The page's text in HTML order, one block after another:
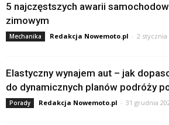
5 najczęstszych awarii
zimowym
Mechanika Redakcja Nowemoto.pl - 2 stycznia
Elastyczny wynajem aut – jak
do dynamicznych planów podróży
Porady Redakcja Nowemoto.pl - 31 grudnia